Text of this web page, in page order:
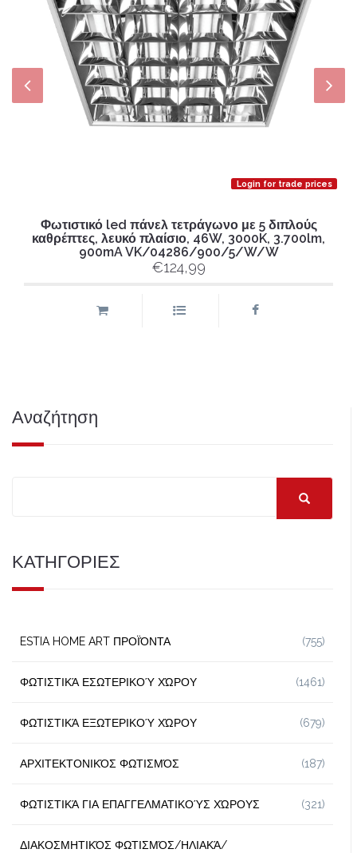
Login for trade prices
Φωτιστικό led πάνελ τετράγωνο με 5 διπλούς
καθρέπτες, λευκό πλαίσιο, 46W, 3000K, 3.700lm,
900mA VK/04286/900/5/W/W
€124,99
Αναζήτηση
ΚΑΤΗΓΟΡΙΕΣ
ESTIA HOME ART ΠΡΟΪΌΝΤΑ (755)
ΦΩΤΙΣΤΙΚΆ ΕΣΩΤΕΡΙΚΟΎ ΧΏΡΟΥ (1461)
ΦΩΤΙΣΤΙΚΆ ΕΞΩΤΕΡΙΚΟΎ ΧΏΡΟΥ (679)
ΑΡΧΙΤΕΚΤΟΝΙΚΌΣ ΦΩΤΙΣΜΌΣ (187)
ΦΩΤΙΣΤΙΚΆ ΓΙΑ ΕΠΑΓΓΕΛΜΑΤΙΚΟΎΣ ΧΏΡΟΥΣ (321)
ΔΙΑΚΟΣΜΗΤΙΚΌΣ ΦΩΤΙΣΜΌΣ/ΗΛΙΑΚΆ/